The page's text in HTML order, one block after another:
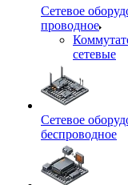
Сетевое
проводное
сетевые
Сетевое
беспроводное